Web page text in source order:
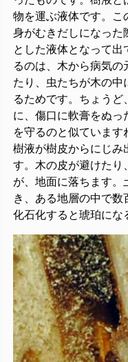
物を運ぶ液体です。こ
身がむきだしになった
とした液体となって
るのは、木から病気の
たり、虫たちが木の中
るためです。ちょうど
に、傷口に軟膏をぬっ
を守るのと似ています
樹液が樹皮からにじみ
す。木の皮が避けたり
が、地面に落ちます。
き、ある地層の中で数
化石化すると琥珀にな